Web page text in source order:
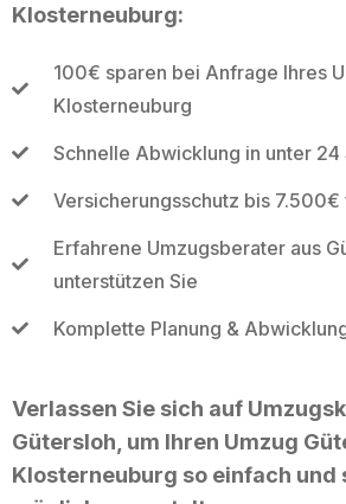
Klosterneuburg:
100€ sparen bei Anfrage Ihres
Klosterneuburg
Schnelle Abwicklung in unter 24
Versicherungsschutz bis
Erfahrene Umzugsberater aus
unterstützen Sie
Komplette Planung &
Verlassen Sie sich auf
Gütersloh, um Ihren Umzug
Klosterneuburg so einfach